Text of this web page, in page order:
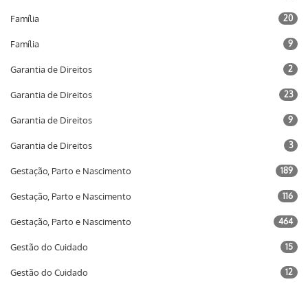
Família 20
Família 9
Garantia de Direitos 2
Garantia de Direitos 23
Garantia de Direitos 9
Garantia de Direitos 3
Gestação, Parto e Nascimento 189
Gestação, Parto e Nascimento 116
Gestação, Parto e Nascimento 464
Gestão do Cuidado 15
Gestão do Cuidado 12